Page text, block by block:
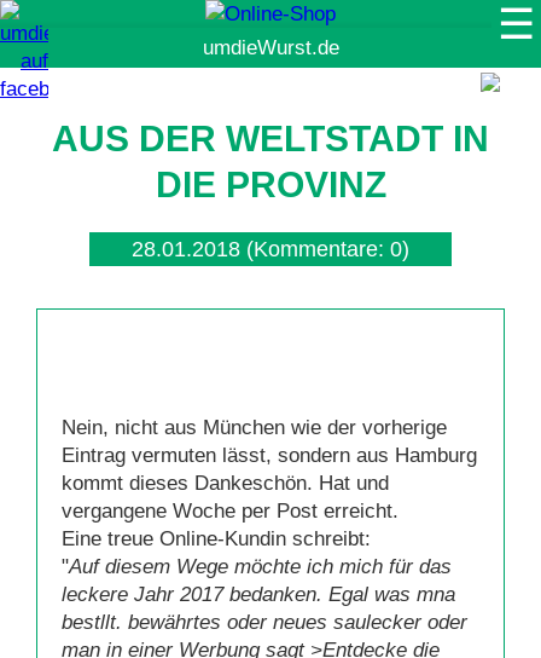
AUS DER WELTSTADT IN
DIE PROVINZ
28.01.2018 (Kommentare: 0)
Nein, nicht aus München wie der vorherige
Eintrag vermuten lässt, sondern aus Hamburg
kommt dieses Dankeschön. Hat und
vergangene Woche per Post erreicht.
Eine treue Online-Kundin schreibt:
"Auf diesem Wege möchte ich mich für das
leckere Jahr 2017 bedanken. Egal was mna
bestllt. bewährtes oder neues saulecker oder
man in einer Werbung sagt >Entdecke die
☰